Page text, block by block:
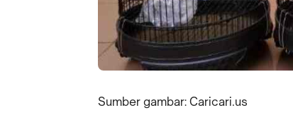
Sumber gambar: Caricari.us